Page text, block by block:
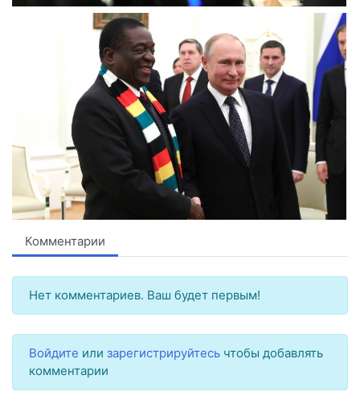
Комментарии
Нет комментариев. Ваш будет первым!
Войдите или зарегистрируйтесь чтобы добавлять
комментарии